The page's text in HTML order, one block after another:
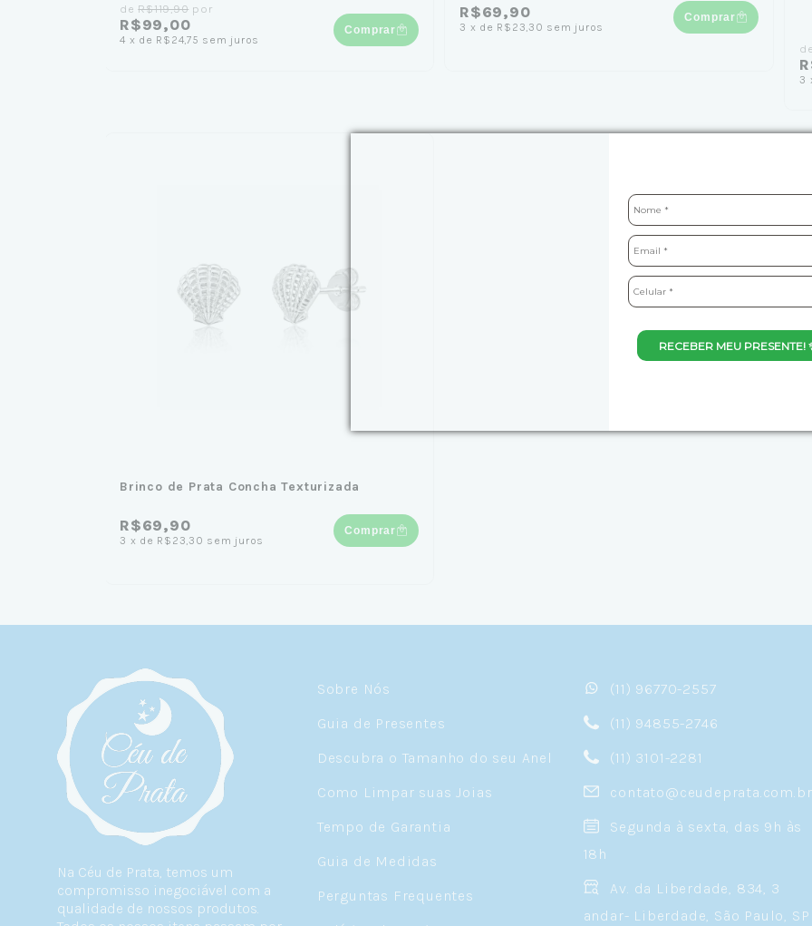
RECEBER MEU PRESENTE!
deR$119,90 por
R$99,00
4 x de R$24,75 sem juros
Comprar
R$69,90
3 x de R$23,30 sem juros
Comprar
3
Brinco de Prata Concha Texturizada
R$69,90
3 x de R$23,30 sem juros
Comprar
Na Céu de Prata, temos um
compromisso inegociável com a
qualidade de nossos produtos.
Sobre Nós
Guia de Presentes
Descubra o Tamanho do seu Anel
Como Limpar suas Joias
Tempo de Garantia
Guia de Medidas
Perguntas Frequentes
(11) 96770-2557
(11) 94855-2746
(11) 3101-2281
contato@ceudeprata.com.br
Segunda à sexta, das 9h às
18h
Av. da Liberdade, 834, 3
andar- Liberdade, São Paulo, SP